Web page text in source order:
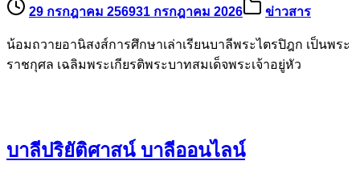
29 กรกฎาคม 256931 กรกฎาคม 2026 ข่าวสาร
น้อมถวายอานิสงส์การศึกษาเล่าเรียนบาลีพระไตรปิฎก เป็นพระ
ราชกุศล เฉลิมพระเกียรติพระบาทสมเด็จพระเจ้าอยู่หัว
บาลีปริยัติศาสน์ บาลีออนไลน์